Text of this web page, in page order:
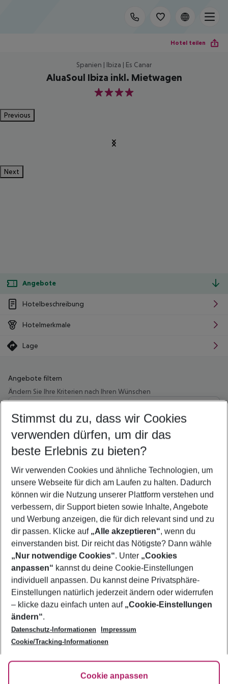
Hotel teilen
Spanien | Ibiza | Es Canar
AluaSoul Ibiza inkl. Mietwagen
4
Previous
Next
Angebote
Hotelbeschreibung
Hotelmerkmale
Lage
Angebote filtern
Ändern Sie Ihre Kriterien nach Ihren Wünschen
Wähle deinen Abflughafen
Beliebiger Abflughafen
Wähle deinen Reisezeitraum
5-8 Nächte
2 Erwachsene Keine Kinder
Mehr Filter anzeigen
Footer
Footer navigation
Über uns
AGB
Bestpreisgarantie
Cookie-Einstellungen ändern
Cookie-Richtlinie
Agenturbetreuung
Barrierefreies Reisen
FAQ
HanseMerkur Reiseversicherung
Folge uns
Stimmst du zu, dass wir Cookies
verwenden dürfen, um dir das
beste Erlebnis zu bieten?
Wir verwenden Cookies und ähnliche Technologien, um
unsere Webseite für dich am Laufen zu halten. Dadurch
können wir die Nutzung unserer Plattform verstehen und
verbessern, dir Support bieten sowie Inhalte, Angebote
und Werbung anzeigen, die für dich relevant sind und zu
dir passen. Klicke auf „Alle akzeptieren“, wenn du
einverstanden bist. Dir reicht das Nötigste? Dann wähle
„Nur notwendige Cookies“. Unter „Cookies
anpassen“ kannst du deine Cookie-Einstellungen
individuell anpassen. Du kannst deine Privatsphäre-
Einstellungen natürlich jederzeit ändern oder widerrufen
– klicke dazu einfach unten auf „Cookie-Einstellungen
ändern“.
Datenschutz-Informationen
Impressum
Cookie/Tracking-Informationen
Cookie anpassen